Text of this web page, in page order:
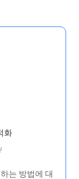
화
는 방법에 대